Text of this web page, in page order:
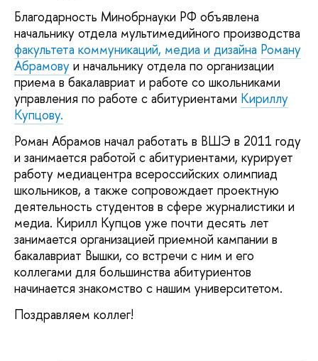
Благодарность Минобрнауки РФ объявлена
начальнику отдела мультимедийного производства
факультета коммуникаций, медиа и дизайна Роману
Абрамову и начальнику отдела по организации
приема в бакалавриат и работе со школьниками
управления по работе с абитуриентами Кириллу
Купцову.
Роман Абрамов начал работать в ВШЭ в 2011 году
и занимается работой с абитуриентами, курирует
работу медиацентра всероссийских олимпиад
школьников, а также сопровождает проектную
деятельность студентов в сфере журналистики и
медиа. Кирилл Купцов уже почти десять лет
занимается организацией приемной кампании в
бакалавриат Вышки, со встречи с ним и его
коллегами для большинства абитуриентов
начинается знакомство с нашим университетом.
Поздравляем коллег!